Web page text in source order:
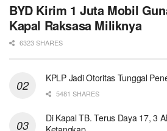
BYD Kirim 1 Juta Mobil
Kapal Raksasa Miliknya
6323 SHARES
KPLP Jadi Otoritas Tunggal
5481 SHARES
Di Kapal TB. Terus Daya 17, 3